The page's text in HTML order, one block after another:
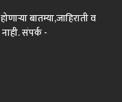
बातम्या,जाहिराती व
संपर्क -